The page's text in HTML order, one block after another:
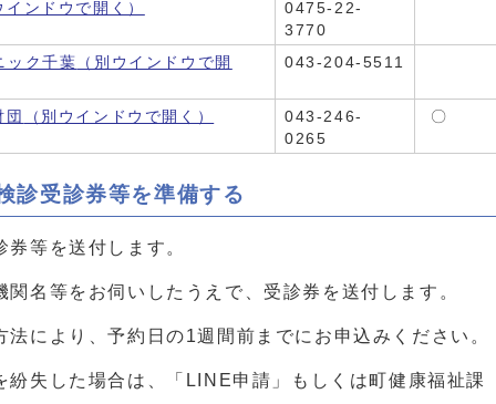
インドウで開く）
0475-22-
3770
ック千葉 （別ウインドウで開
043-204-5511
団 （別ウインドウで開く）
043-246-
0265
〇
受診券等を準備する
等を送付します。
関名等をお伺いしたうえで、受診券を送付します。
法により、予約日の1週間前までにお申込みください。
失した場合は、「LINE申請」もしくは町健康福祉課